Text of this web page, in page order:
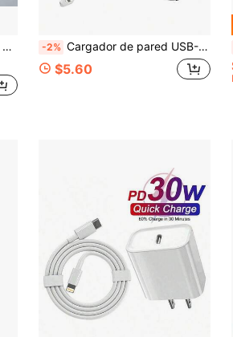
-2% Cargador de pared USB-C de 20W con cable de datos USB-C a Tipo-C de 6.6ft/3.3ft, compatible con iPhone 17/16/15/Pro/Pro Max, Galaxy S25/S24/S23/S22/S21/S20/Ultra/Note 20/10, carga rápida de 20W PD, color rosa
$5.60